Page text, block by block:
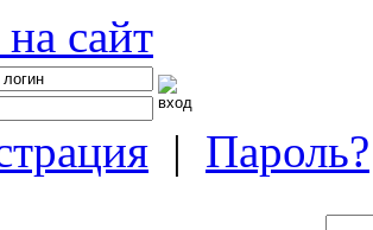
сайт
| Пароль?